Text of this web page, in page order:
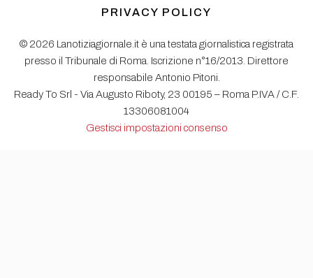
PRIVACY POLICY
© 2026 Lanotiziagiornale.it è una testata giornalistica registrata
presso il Tribunale di Roma. Iscrizione n°16/2013. Direttore
responsabile Antonio Pitoni.
Ready To Srl - Via Augusto Riboty, 23 00195 – Roma P.IVA / C.F.
13306081004
Gestisci impostazioni consenso